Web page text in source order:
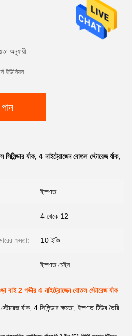
অনুযায়ী
ইউনিয়ন
র্যাক, 4 নাইট্রোজেন বোতল স্টোরেজ র্যাক,
ইস্পাত
4 থেকে 12
ক্ষমতা: 10 ইঞ্চি
ইস্পাত চেইন
বাই 2 গভীর 4 নাইট্রোজেন বোতল স্টোরেজ র্যাক
র্যাক, 4 সিলিন্ডার ক্ষমতা, ইস্পাত টিউব তৈরি